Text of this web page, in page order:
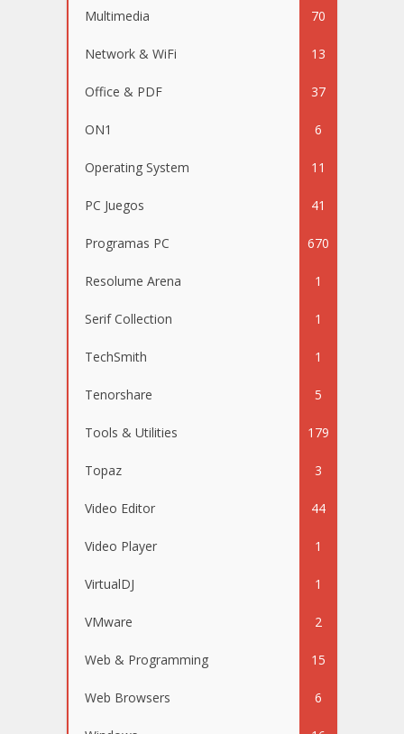
Multimedia 70
Network & WiFi 13
Office & PDF 37
ON1 6
Operating System 11
PC Juegos 41
Programas PC 670
Resolume Arena 1
Serif Collection 1
TechSmith 1
Tenorshare 5
Tools & Utilities 179
Topaz 3
Video Editor 44
Video Player 1
VirtualDJ 1
VMware 2
Web & Programming 15
Web Browsers 6